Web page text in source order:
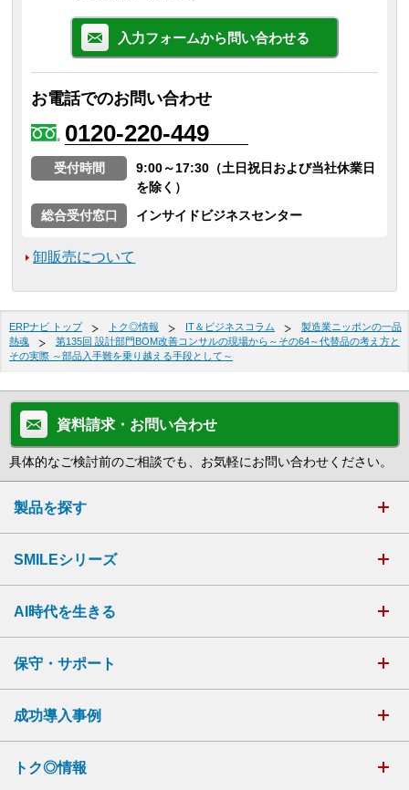
入力フォームから問い合わせる
お電話でのお問い合わせ
0120-220-449
受付時間
9:00～17:30（土日祝日および当社休業日
を除く）
総合受付窓口
インサイドビジネスセンター
卸販売について
ERPナビ トップ トク◎情報 IT＆ビジネスコラム
製造業ニッポンの一品
熱魂
第135回 設計部門BOM改善コンサルの現場から～その64～代替品の考え方と
その実際 ～部品入手難を乗り越える手段として～
資料請求・お問い合わせ
具体的なご検討前のご相談でも、お気軽にお問い合わせください。
製品を探す
SMILEシリーズ
AI時代を生きる
保守・サポート
成功導入事例
トク◎情報